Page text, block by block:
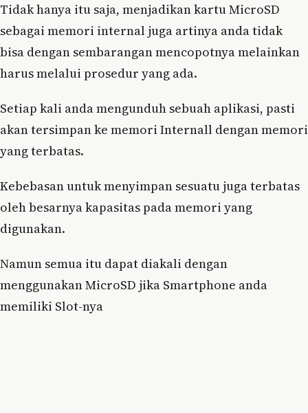
Tidak hanya itu saja, menjadikan kartu MicroSD
sebagai memori internal juga artinya anda tidak
bisa dengan sembarangan mencopotnya melainkan
harus melalui prosedur yang ada.
Setiap kali anda mengunduh sebuah aplikasi, pasti
akan tersimpan ke memori Internall dengan memori
yang terbatas.
Kebebasan untuk menyimpan sesuatu juga terbatas
oleh besarnya kapasitas pada memori yang
digunakan.
Namun semua itu dapat diakali dengan
menggunakan MicroSD jika Smartphone anda
memiliki Slot-nya